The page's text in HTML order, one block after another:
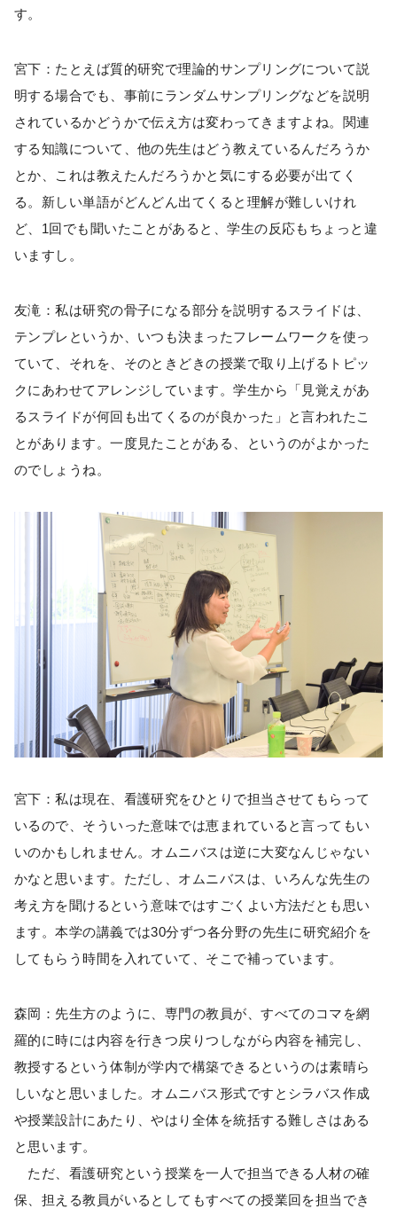
す。
宮下：たとえば質的研究で理論的サンプリングについて説
明する場合でも、事前にランダムサンプリングなどを説明
されているかどうかで伝え方は変わってきますよね。関連
する知識について、他の先生はどう教えているんだろうか
とか、これは教えたんだろうかと気にする必要が出てく
る。新しい単語がどんどん出てくると理解が難しいけれ
ど、1回でも聞いたことがあると、学生の反応もちょっと違
いますし。
友滝：私は研究の骨子になる部分を説明するスライドは、
テンプレというか、いつも決まったフレームワークを使っ
ていて、それを、そのときどきの授業で取り上げるトピッ
クにあわせてアレンジしています。学生から「見覚えがあ
るスライドが何回も出てくるのが良かった」と言われたこ
とがあります。一度見たことがある、というのがよかった
のでしょうね。
宮下：私は現在、看護研究をひとりで担当させてもらって
いるので、そういった意味では恵まれていると言ってもい
いのかもしれません。オムニバスは逆に大変なんじゃない
かなと思います。ただし、オムニバスは、いろんな先生の
考え方を聞けるという意味ではすごくよい方法だとも思い
ます。本学の講義では30分ずつ各分野の先生に研究紹介を
してもらう時間を入れていて、そこで補っています。
森岡：先生方のように、専門の教員が、すべてのコマを網
羅的に時には内容を行きつ戻りつしながら内容を補完し、
教授するという体制が学内で構築できるというのは素晴ら
しいなと思いました。オムニバス形式ですとシラバス作成
や授業設計にあたり、やはり全体を統括する難しさはある
と思います。
ただ、看護研究という授業を一人で担当できる人材の確
保、担える教員がいるとしてもすべての授業回を担当でき